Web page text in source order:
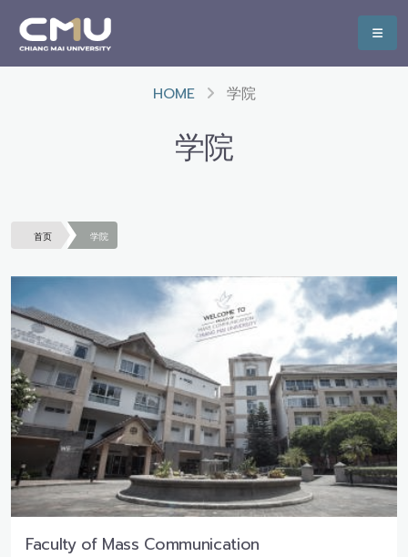
HOME 学院
学院
首页 学院
Faculty of Mass Communication